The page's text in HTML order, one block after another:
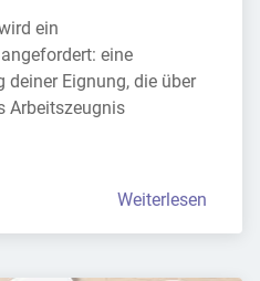
ein
eine
Eignung, die über
Arbeitszeugnis
Weiterlesen